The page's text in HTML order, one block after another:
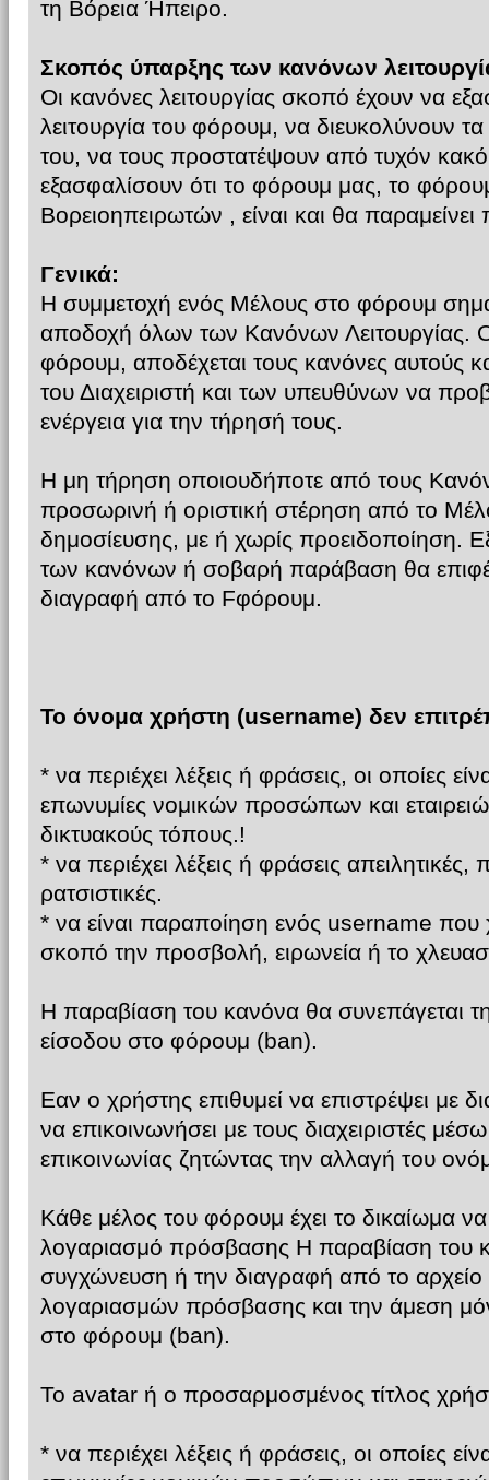
τη Βόρεια Ήπειρο.
Σκοπός ύπαρξης των κανόνων
Οι κανόνες λειτουργίας σκοπό έχουν να
λειτουργία του φόρουμ, να διευκολύνουν
του, να τους προστατέψουν από τυχόν
εξασφαλίσουν ότι το φόρουμ μας, το
Βορειοηπειρωτών , είναι και θα παραμείνει
Γενικά:
Η συμμετοχή ενός Μέλους στο φόρουμ
αποδοχή όλων των Κανόνων Λειτουργίας.
φόρουμ, αποδέχεται τους κανόνες αυτούς
του Διαχειριστή και των υπευθύνων να
ενέργεια για την τήρησή τους.
Η μη τήρηση οποιουδήποτε από τους
προσωρινή ή οριστική στέρηση από το
δημοσίευσης, με ή χωρίς προειδοποίηση.
των κανόνων ή σοβαρή παράβαση θα
διαγραφή από το Fφόρουμ.
Το όνομα χρήστη (username) δεν
* να περιέχει λέξεις ή φράσεις, οι οποίες
επωνυμίες νομικών προσώπων και
δικτυακούς τόπους.!
* να περιέχει λέξεις ή φράσεις απειλητικές,
ρατσιστικές.
* να είναι παραποίηση ενός username που
σκοπό την προσβολή, ειρωνεία ή το
Η παραβίαση του κανόνα θα συνεπάγεται
είσοδου στο φόρουμ (ban).
Εαν ο χρήστης επιθυμεί να επιστρέψει με
να επικοινωνήσει με τους διαχειριστές
επικοινωνίας ζητώντας την αλλαγή του
Κάθε μέλος του φόρουμ έχει το δικαίωμα
λογαριασμό πρόσβασης Η παραβίαση του
συγχώνευση ή την διαγραφή από το
λογαριασμών πρόσβασης και την άμεση
στο φόρουμ (ban).
Το avatar ή ο προσαρμοσμένος τίτλος
* να περιέχει λέξεις ή φράσεις, οι οποίες